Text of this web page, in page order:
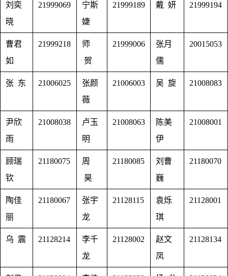
刘奕
晓
21999069
宁斯
婕
21999189 戴 妍 21999194
曹君
如
21999218
师
贺
21999006
张月
儒
20015053
张 东 21006025
张颜
薇
21006003 吴 旋 21008083
尹欣
雨
21008038
卢玉
明
21008063
陈美
伊
21008001
顾瑞
钦
21180075
周
昊
21180085
刘曹
巍
21180070
陶佳
丽
21180067
张宇
龙
21128115
袁烁
琪
21128001
乌 震 21128214
李千
龙
21128002
赵文
凤
21128134